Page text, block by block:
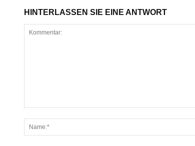
HINTERLASSEN SIE EINE ANTWORT